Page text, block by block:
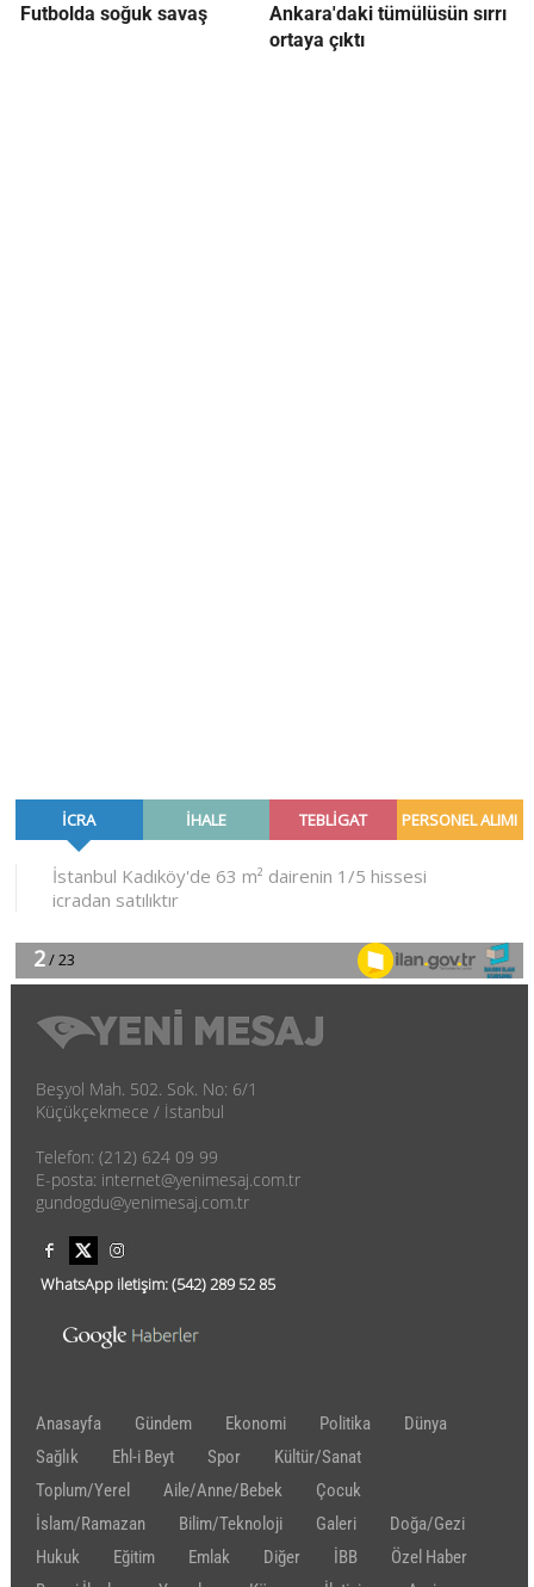
Futbolda soğuk savaş
Ankara'daki tümülüsün sırrı
ortaya çıktı
Beşyol Mah. 502. Sok. No: 6/1
Küçükçekmece / İstanbul
Telefon: (212) 624 09 99
E-posta: internet@yenimesaj.com.tr
gundogdu@yenimesaj.com.tr
WhatsApp iletişim:(542)289 52 85
Anasayfa Gündem Ekonomi Politika
Dünya
Sağlık
Ehl-i Beyt Spor
Kültür/Sanat
Toplum/Yerel
Aile/Anne/Bebek
Çocuk
İslam/Ramazan
Bilim/Teknoloji Galeri
Doğa/Gezi
Hukuk
Eğitim Emlak Diğer İBB
Özel Haber